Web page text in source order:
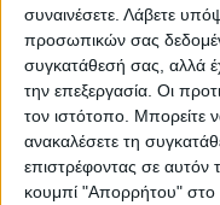
συναινέσετε. Λάβετε
προσωπικών σας
συγκατάθεσή σας, αλλά
την επεξεργασία. Οι
τον ιστότοπο. Μπορείτε
ανακαλέσετε τη
επιστρέφοντας σε αυτόν
κουμπί "Απορρήτου" στο